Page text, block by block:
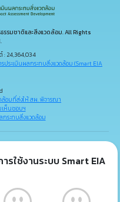
รมชาติและสิ่งแวดล้อม. All Rights
: 24,364,034
ระเมินผลกระทบสิ่งแวดล้อม (Smart EIA
ล้อมที่ส่งให้ สผ. พิจารณา
เห็นชอบฯ
กระทบสิ่งแวดล้อม
รใช้งานระบบ Smart EIA